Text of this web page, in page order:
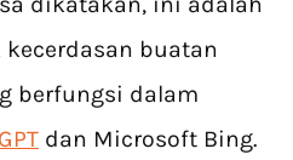
buatan
berfungsi dalam
dan Microsoft Bing.